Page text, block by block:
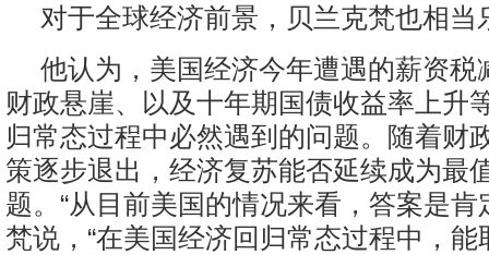
对于全球经济前景，贝兰克梵也相当
他认为，美国经济今年遭遇的薪资税
财政悬崖、以及十年期国债收益率上升
归常态过程中必然遇到的问题。随着财
策逐步退出，经济复苏能否延续成为最
题。“从目前美国的情况来看，答案是肯
梵说，“在美国经济回归常态过程中，